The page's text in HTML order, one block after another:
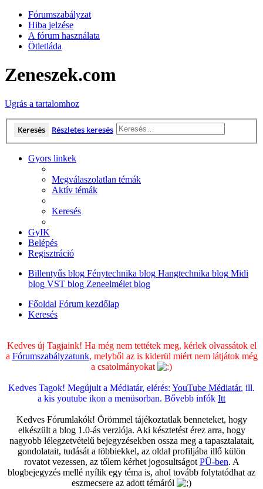
Fórumszabályzat
Hiba jelzése
A fórum használata
Ötletláda
Zeneszek.com
Ugrás a tartalomhoz
Keresés Részletes keresés
Gyors linkek
Megválaszolatlan témák
Aktív témák
Keresés
GyIK
Belépés
Regisztráció
Billentyűs blog Fénytechnika blog Hangtechnika blog Midi
blog VST blog Zeneelmélet blog
Főoldal Fórum kezdőlap
Keresés
Kedves új Tagjaink! Ha még nem tettétek meg, kérlek olvassátok el
a Fórumszabályzatunk, melyből az is kiderül miért nem látjátok még
a csatolmányokat
Kedves Tagok! Megújult a Médiatár, elérés: YouTube Médiatár, ill.
a kis youtube ikon a menüsorban. Bővebb infók Itt
Kedves Fórumlakók! Örömmel tájékoztatlak benneteket, hogy
elkészült a blog 1.0-ás verziója. Aki késztetést érez arra, hogy
nagyobb lélegzetvételű bejegyzésekben ossza meg a tapasztalatait,
gondolatait, tudását a többiekkel, az oldal profiljába illő külön
rovatot vezessen, az tőlem kérhet jogosultságotPÜ-ben. A
blogbejegyzés mellé nyílik egy téma is, ahol tovább folytatódhat az
eszmecsere az adott témáról